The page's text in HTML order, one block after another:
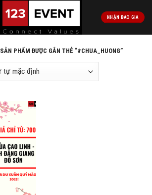
NHẬN BÁO GIÁ
SẢN PHẨM ĐƯỢC GẮN THẺ “#CHUA_HUONG”